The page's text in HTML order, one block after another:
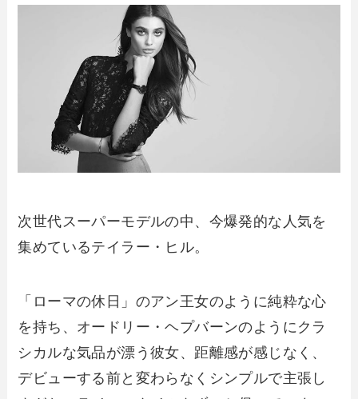
次世代スーパーモデルの中、今爆発的な人気を
集めているテイラー・ヒル。
「ローマの休日」のアン王女のように純粋な心
を持ち、オードリー・ヘプバーンのようにクラ
シカルな気品が漂う彼女、距離感が感じなく、
デビューする前と変わらなくシンプルで主張し